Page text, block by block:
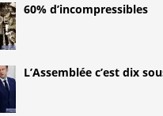
60% d’incompressibles
L’Assemblée c’est dix